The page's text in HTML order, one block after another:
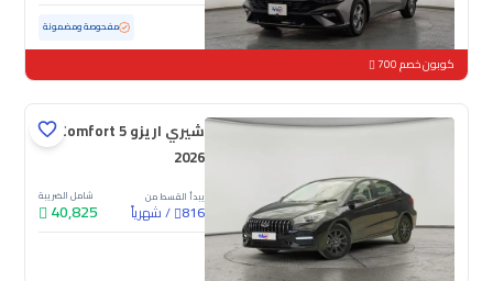
مستعملة 76,154 كم مفحوصة ومضمونة
كوبون خصم 700
شيري اريزو 5 Comfort
2026
يبدأ القسط من
816
/شهرياً
شامل الضريبة
40,825
جديدة